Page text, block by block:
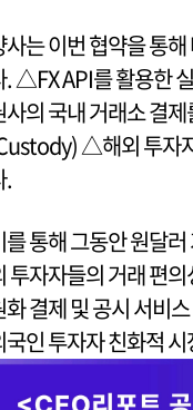
사는 이번 협약을 통
. △FX API를 활용한
사의 국내 거래소 결
△해외 투자
.
를 통해 그동안 원달
투자자들의 거래 편
화 결제 및 공시 서비
국인 투자자 친화적